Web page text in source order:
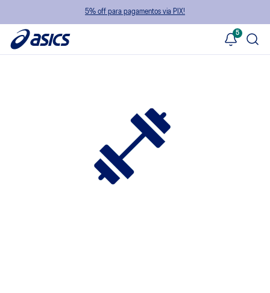
5% off para pagamentos via PIX!
5